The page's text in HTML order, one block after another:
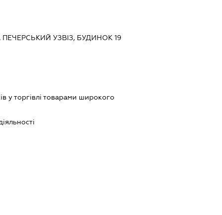
ПЕЧЕРСЬКИЙ УЗВІЗ, БУДИНОК 19
у торгівлі товарами широкого